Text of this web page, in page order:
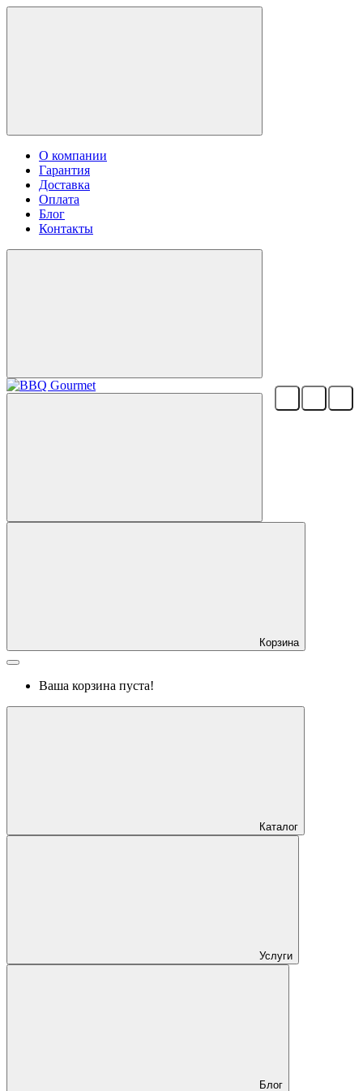
О компании
Гарантия
Доставка
Оплата
Блог
Контакты
Корзина
Ваша корзина пуста!
Каталог
Услуги
Блог